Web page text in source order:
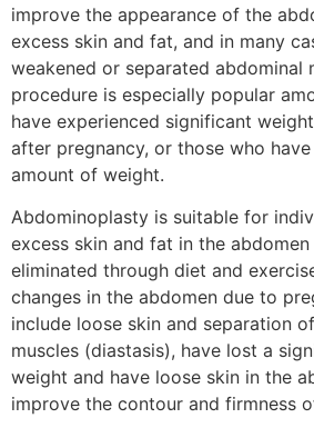
improve the appearance of the
excess skin and fat, and in many
weakened or separated abdominal
procedure is especially popular
have experienced significant
after pregnancy, or those who
amount of weight.
Abdominoplasty is suitable for
excess skin and fat in the
eliminated through diet and
changes in the abdomen due to
include loose skin and separation
muscles (diastasis), have lost a
weight and have loose skin in the
improve the contour and firmness